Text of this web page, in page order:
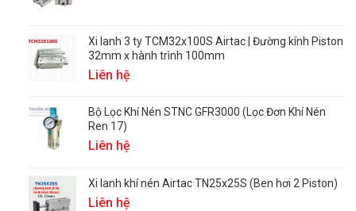
Xi lanh 3 ty TCM32x100S Airtac | Đường kính Piston
32mm x hành trình 100mm
Liên hệ
Bộ Lọc Khí Nén STNC GFR3000 (Lọc Đơn Khí Nén
Ren 17)
Liên hệ
Xi lanh khí nén Airtac TN25x25S (Ben hơi 2 Piston)
Liên hệ